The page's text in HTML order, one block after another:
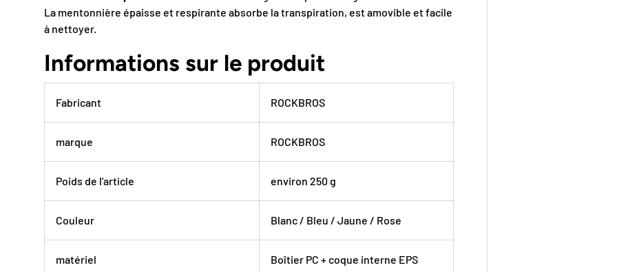
La mentonnière épaisse et respirante absorbe la transpiration, est amovible et facile
à nettoyer.
Informations sur le produit
Fabricant ROCKBROS
marque ROCKBROS
Poids de l'article environ 250 g
Couleur Blanc / Bleu / Jaune / Rose
matériel Boîtier PC + coque interne EPS